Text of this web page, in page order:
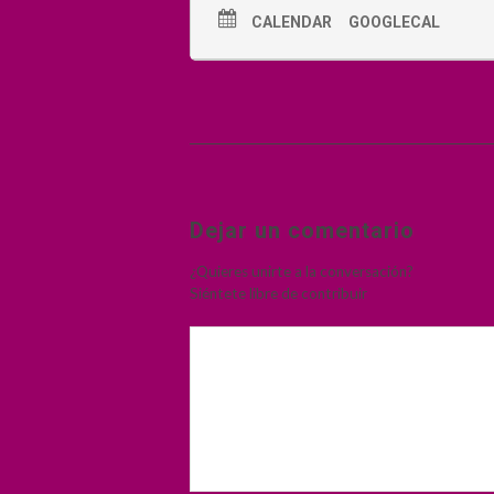
CALENDAR GOOGLECAL
Dejar un comentario
¿Quieres unirte a la conversación?
Siéntete libre de contribuir